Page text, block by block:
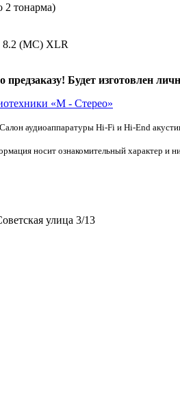
2 тонарма)
8.2 (MC) XLR
предзаказу! Будет изготовлен
аудиоаппаратуры Hi-Fi и Hi-End
носит ознакомительный характер и
улица 3/13